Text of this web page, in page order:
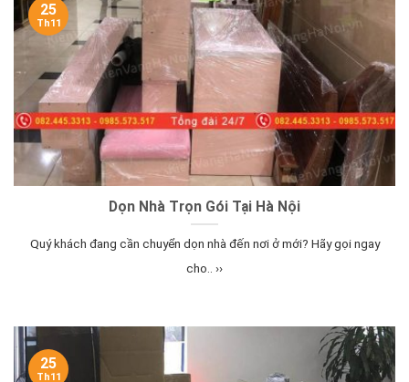
Dọn Nhà Trọn Gói Tại Hà Nội
Quý khách đang cần chuyển dọn nhà đến nơi ở mới? Hãy gọi ngay
cho.. ››
25
Th11
25
Th11